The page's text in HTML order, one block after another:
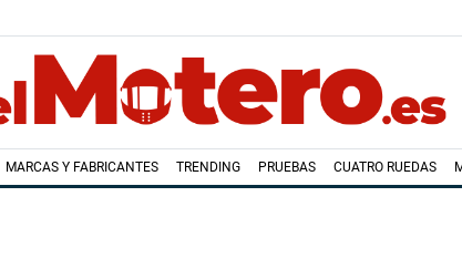
MARCAS Y FABRICANTES TRENDING PRUEBAS CUATRO RUEDAS